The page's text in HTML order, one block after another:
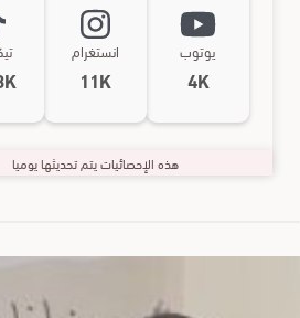
يوتوب
4K
انستغرام
11K
هذه الإحصائيات يتم تحديثها يوميا